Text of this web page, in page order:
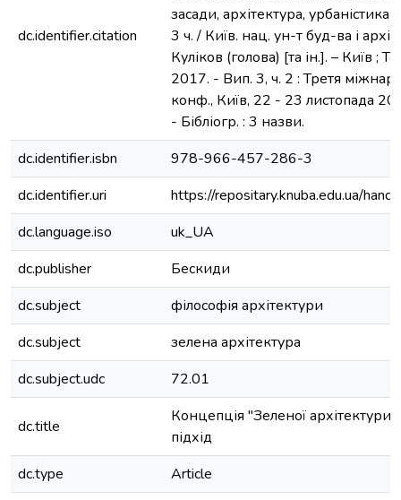
dc.identifier.citation
засади, архітектура, урбаністика
3 ч. / Київ. нац. ун-т буд-ва і
Куліков (голова) [та ін.]. – Київ ;
2017. - Вип. 3, ч. 2 : Третя
конф., Київ, 22 - 23 листопада
- Бібліогр. : 3 назви.
dc.identifier.isbn
978-966-457-286-3
dc.identifier.uri
https://repositary.knuba.edu.ua/
dc.language.iso
uk_UA
dc.publisher
Бескиди
dc.subject
філософія архітектури
dc.subject
зелена архітектура
dc.subject.udc
72.01
dc.title
Концепція "Зеленої
підхід
dc.type
Article